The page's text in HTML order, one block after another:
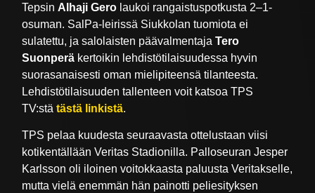
Tepsin Alhaji Gero laukoi rangaistuspotkusta 2–1-
osuman. SalPa-leirissä Siukkolan tuomiota ei
sulatettu, ja salolaisten päävalmentajaTero
Suonperä kertoikin lehdistötilaisuudessa hyvin
suorasanaisesti oman mielipiteensä tilanteesta.
Lehdistötilaisuuden tallenteen voit katsoa TPS
TV:stätästä linkistä.
TPS pelaa kuudesta seuraavasta ottelustaan viisi
kotikentällään Veritas Stadionilla. Palloseuran Jesper
Karlsson oli iloinen voitokkaasta paluusta Veritakselle,
mutta vielä enemmän hän painotti peliesityksen